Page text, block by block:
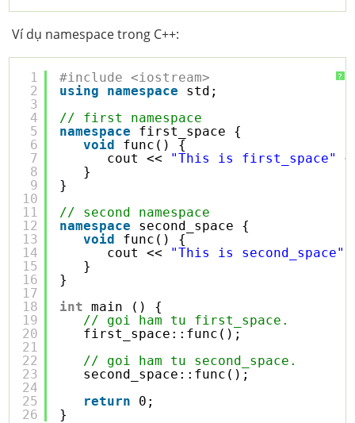
Ví dụ namespace trong C++:
?
1
2
3
4
5
6
7
8
9
10
11
12
13
14
15
16
17
18
19
20
21
22
23
24
25
26
#include <iostream>
using
namespace
std;
// first namespace
namespace
first_space {
void
func() {
cout << "This is first_space"
}
}
// second namespace
namespace
second_space {
void
func() {
cout << "This is second_space"
}
}
int
main () {
// goi ham tu first_space.
first_space::func();
// goi ham tu second_space.
second_space::func();
return
0;
}